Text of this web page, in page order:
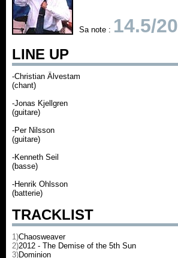
Sa note : 14.5/20
LINE UP
-Christian Älvestam
(chant)
-Jonas Kjellgren
(guitare)
-Per Nilsson
(guitare)
-Kenneth Seil
(basse)
-Henrik Ohlsson
(batterie)
TRACKLIST
1)Chaosweaver
2)2012 - The Demise of the 5th Sun
3)Dominion